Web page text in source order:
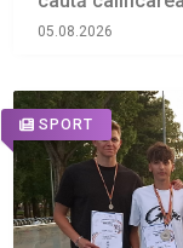
05.08.2026
SPORT